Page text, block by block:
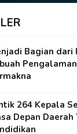
Bagian dari
264 Kepala
Depan